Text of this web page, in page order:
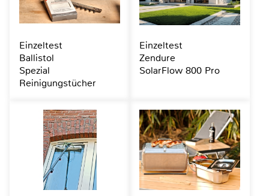
Einzeltest
Ballistol
Spezial
Reinigungstücher
Einzeltest
Zendure
SolarFlow 800 Pro